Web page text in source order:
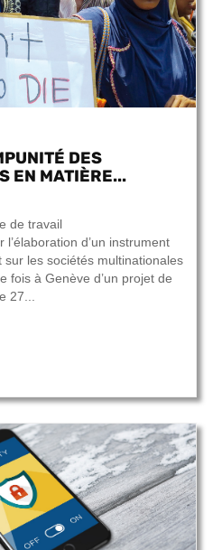
DES
EN MATIÈRE...
de travail
d’un instrument
les sociétés multinationales
fois à Genève d’un projet de
27...